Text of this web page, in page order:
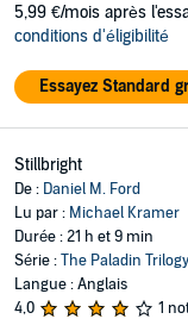
5,99 €/mois après
conditions d'éligibilité
Essayez Standard
Stillbright
De : Daniel M. Ford
Lu par : Michael Kramer
Durée : 21 h et 9 min
Série :The Paladin Trilogy
Langue : Anglais
4,0
1